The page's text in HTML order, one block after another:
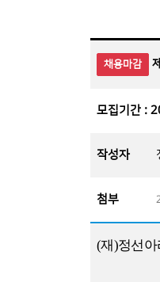
채용마감
모집기간 :
작성자
첨부
(재)정선아